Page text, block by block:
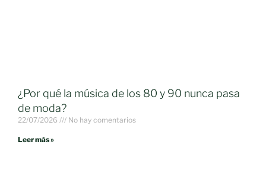
¿Por qué la música de los 80 y 90 nunca pasa
de moda?
22/07/2026 No hay comentarios
Leer más »